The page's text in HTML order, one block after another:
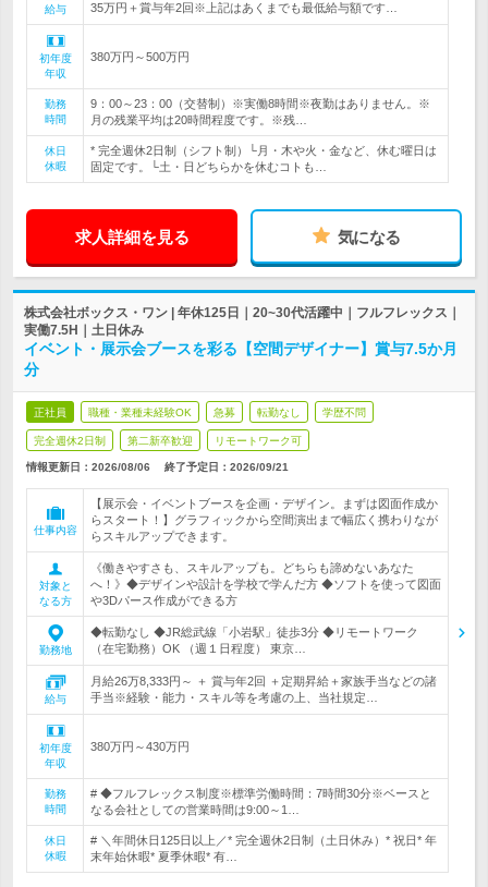
給与
35万円＋賞与年2回※上記はあくまでも最低給与額です…
初年度
年収
380万円～500万円
勤務
時間
9：00～23：00（交替制）※実働8時間※夜勤はありません。※
月の残業平均は20時間程度です。※残…
休日
休暇
* 完全週休2日制（シフト制）└月・木や火・金など、休む曜日は
固定です。└土・日どちらかを休むコトも…
求人詳細を見る 気になる
株式会社ボックス・ワン | 年休125日｜20~30代活躍中｜フルフレックス｜
実働7.5H｜土日休み
イベント・展示会ブースを彩る【空間デザイナー】賞与7.5か月
分
正社員 職種・業種未経験OK 急募 転勤なし 学歴不問
完全週休2日制 第二新卒歓迎 リモートワーク可
情報更新日：2026/08/06 終了予定日： 2026/09/21
仕事内容
【展示会・イベントブースを企画・デザイン。まずは図面作成か
らスタート！】グラフィックから空間演出まで幅広く携わりなが
らスキルアップできます。
対象と
なる方
《働きやすさも、スキルアップも。どちらも諦めないあなた
へ！》◆デザインや設計を学校で学んだ方 ◆ソフトを使って図面
や3Dパース作成ができる方
勤務地
◆転勤なし ◆JR総武線「小岩駅」徒歩3分 ◆リモートワーク
（在宅勤務）OK （週１日程度） 東京…
給与
月給26万8,333円～ ＋ 賞与年2回 ＋定期昇給＋家族手当などの諸
手当※経験・能力・スキル等を考慮の上、当社規定…
初年度
年収
380万円～430万円
勤務
時間
# ◆フルフレックス制度※標準労働時間：7時間30分※ベースと
なる会社としての営業時間は9:00～1…
休日
休暇
# ＼年間休日125日以上／* 完全週休2日制（土日休み）* 祝日* 年
末年始休暇* 夏季休暇* 有…